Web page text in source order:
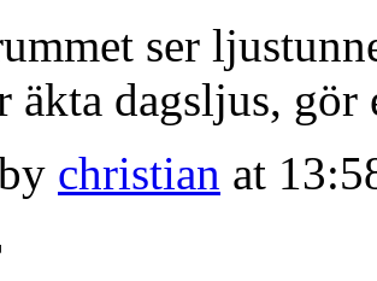
ser
äkta dagsljus,
christian at